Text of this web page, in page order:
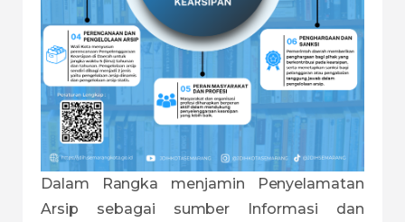
Dalam Rangka menjamin Penyelamatan
Arsip sebagai sumber Informasi dan